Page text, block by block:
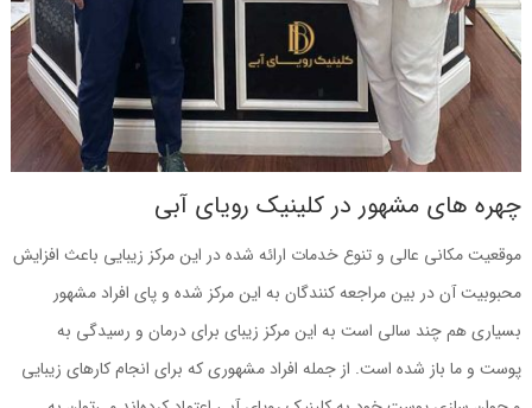
چهره های مشهور در کلینیک رویای آبی
موقعیت مکانی عالی و تنوع خدمات ارائه شده در این مرکز زیبایی باعث افزایش
محبوبیت آن در بین مراجعه کنندگان به این مرکز شده و پای افراد مشهور
بسیاری هم چند سالی است به این مرکز زیبای برای درمان و رسیدگی به
پوست و ما باز شده است. از جمله افراد مشهوری که برای انجام کارهای زیبایی